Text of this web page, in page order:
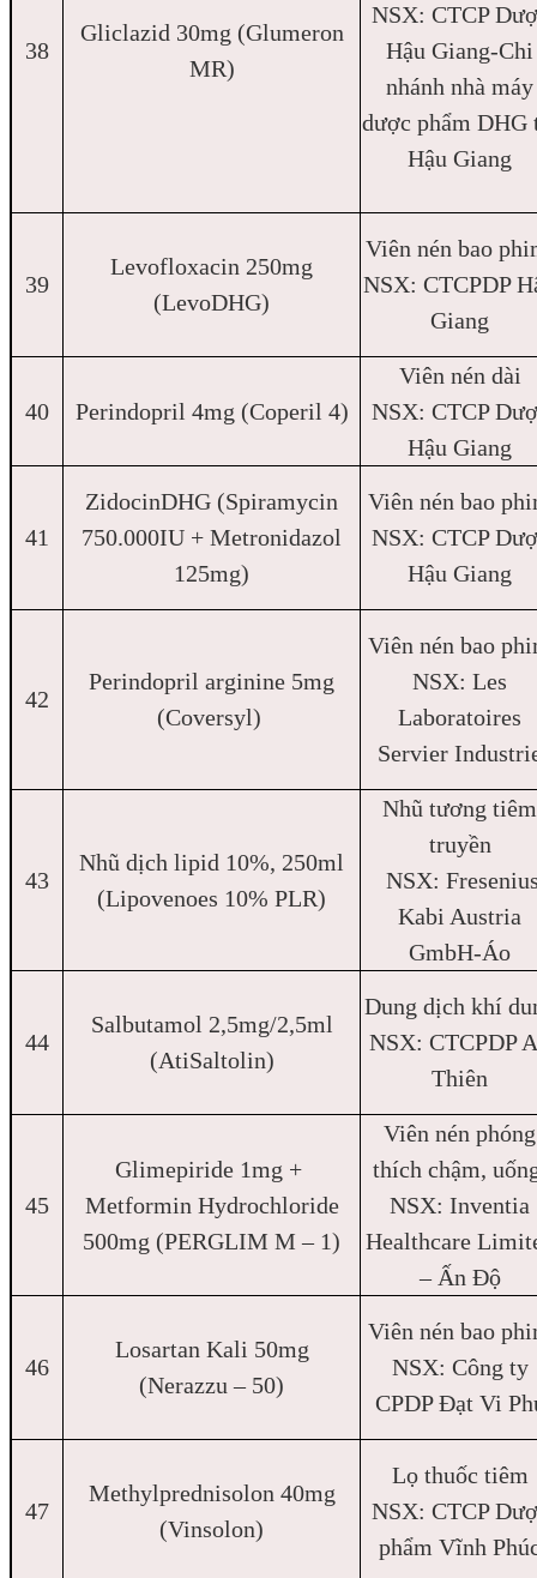
38
Gliclazid 30mg (Glumeron
MR)
NSX: CTCP
Hậu Giang-Chi
nhánh nhà máy
dược phẩm DHG
Hậu Giang
39
Levofloxacin 250mg
(LevoDHG)
Viên nén bao
NSX: CTCPDP
Giang
40 Perindopril 4mg (Coperil 4)
Viên nén dài
NSX: CTCP
Hậu Giang
41
ZidocinDHG (Spiramycin
750.000IU + Metronidazol
125mg)
Viên nén bao
NSX: CTCP
Hậu Giang
42
Perindopril arginine 5mg
(Coversyl)
Viên nén bao
NSX: Les
Laboratoires
Servier
43
Nhũ dịch lipid 10%, 250ml
(Lipovenoes 10% PLR)
Nhũ tương tiêm
truyền
NSX:
Kabi Austria
GmbH-Áo
44
Salbutamol 2,5mg/2,5ml
(AtiSaltolin)
Dung dịch khí
NSX: CTCPDP
Thiên
45
Glimepiride 1mg +
Metformin Hydrochloride
500mg (PERGLIM M – 1)
Viên nén phóng
thích chậm,
NSX: Inventia
Healthcare
– Ấn Độ
46
Losartan Kali 50mg
(Nerazzu – 50)
Viên nén bao
NSX: Công ty
CPDP Đạt Vi
47
Methylprednisolon 40mg
(Vinsolon)
Lọ thuốc tiêm
NSX: CTCP
phẩm Vĩnh